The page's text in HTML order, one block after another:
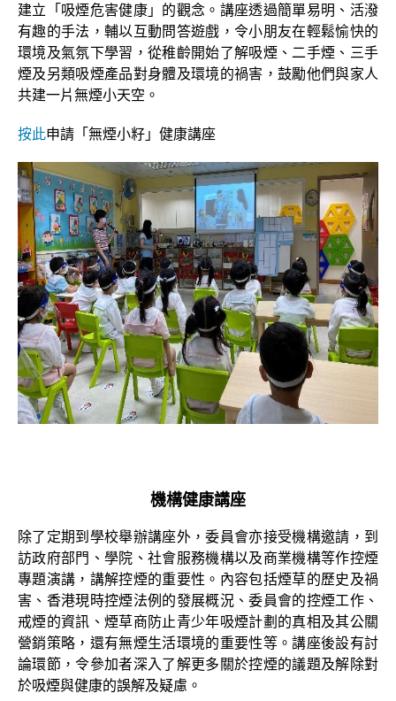
建立「吸煙危害健康」的觀念。講座透過簡單易明、活潑
有趣的手法，輔以互動問答遊戲，令小朋友在輕鬆愉快的
環境及氣氛下學習，從稚齡開始了解吸煙、二手煙、三手
煙及另類吸煙產品對身體及環境的禍害，鼓勵他們與家人
共建一片無煙小天空。
按此申請「無煙小籽」健康講座
機構健康講座
除了定期到學校舉辦講座外，委員會亦接受機構邀請，到
訪政府部門、學院、社會服務機構以及商業機構等作控煙
專題演講，講解控煙的重要性。內容包括煙草的歷史及禍
害、香港現時控煙法例的發展概況、委員會的控煙工作、
戒煙的資訊、煙草商防止青少年吸煙計劃的真相及其公關
營銷策略，還有無煙生活環境的重要性等。講座後設有討
論環節，令參加者深入了解更多關於控煙的議題及解除對
於吸煙與健康的誤解及疑慮。